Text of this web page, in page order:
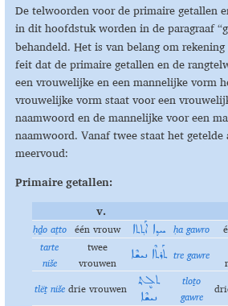
De telwoorden voor de primaire getallen
in dit hoofdstuk worden in de paragraaf
behandeld. Het is van belang om
feit dat de primaire getallen en de
een vrouwelijke en een mannelijke vorm
vrouwelijke vorm staat voor een
naamwoord en de mannelijke voor een
naamwoord. Vanaf twee staat het
meervoud:
Primaire getallen:
v.
ḥḏo aṯto één vrouw ܚܕ݂ܐ ܐܰܬ݂ܬܐ ḥa gawro
tarte
niše
twee
vrouwen
ܬܰܪܬܶܐ ܢܝܫܶܐ tre gawre
tlëṯ nišedrie vrouwen
ܬܠܷܬ݂
ܢܝܫܶܐ
tloṯo
gawre